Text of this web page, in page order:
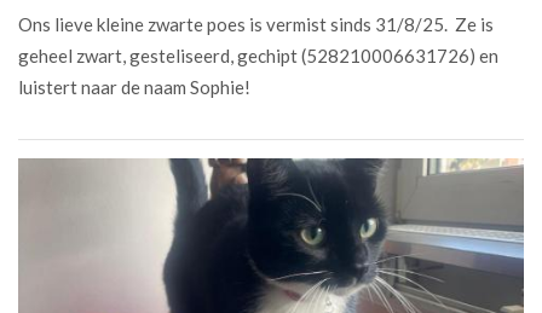
Ons lieve kleine zwarte poes is vermist sinds 31/8/25. Ze is
geheel zwart, gesteliseerd, gechipt (528210006631726) en
luistert naar de naam Sophie!